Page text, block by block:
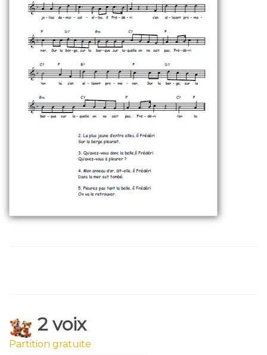
2 voix
Partition gratuite